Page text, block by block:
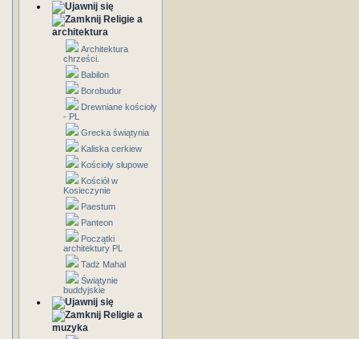
Religie a
architektura
Architektura
chrześci.
Babilon
Borobudur
Drewniane kościoły
- PL
Grecka świątynia
Kaliska cerkiew
Kościoły słupowe
Kościół w
Kosieczynie
Paestum
Panteon
Początki
architektury PL
Tadż Mahal
Świątynie
buddyjskie
Religie a
muzyka